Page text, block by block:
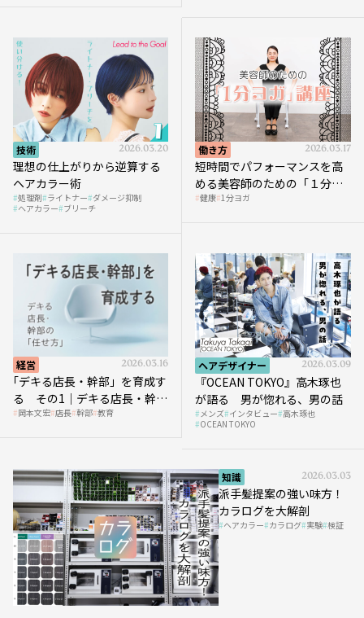
技術 2026.03.20
理想の仕上がりから逆算する
ヘアカラー術
処理剤 ライトナー ダメージ抑制
ヘアカラー ブリーチ
働き方 2026.03.17
短時間でパフォーマンスを高
める美容師のための「１分ヨ
ガ」講座｜実践編
健康 1分ヨガ
経営 2026.03.16
｢デキる店長・幹部」を育成す
る その1｜デキる店長・幹部
の「任せ方」
岡本文宏 店長 幹部 教育
ヘアデザイナー 2026.03.09
『OCEAN TOKYO』高木琢也
が語る 男が惚れる、男の話
メンズ インタビュー 高木琢也
OCEAN TOKYO
知識 2026.03.03
派手髪提案の強い味方！
カラログを大解剖
ヘアカラー カラログ 実験 検証